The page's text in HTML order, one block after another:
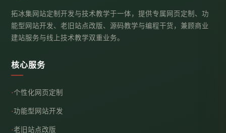
拓冰集网站定制开发与技术教学于一体，提供专属网页定制、功
能型网站开发、老旧站点改版、源码教学与编程干货，兼顾商业
建站服务与线上技术教学双重业务。
核心服务
个性化网页定制
功能型网站开发
老旧站点改版